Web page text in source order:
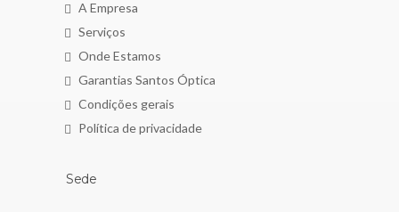
A Empresa
Serviços
Onde Estamos
Garantias Santos Óptica
Condições gerais
Política de privacidade
Sede